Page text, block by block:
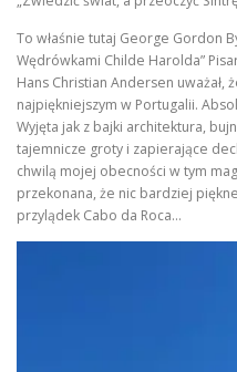
To właśnie tutaj George Gordon
Wędrówkami Childe Harolda”
Hans Christian Andersen uważał,
najpiękniejszym w Portugalii.
Wyjęta jak z bajki architektura,
tajemnicze groty i zapierające
chwilą mojej obecności w tym
przekonana, że nic bardziej
przylądek Cabo da Roca…